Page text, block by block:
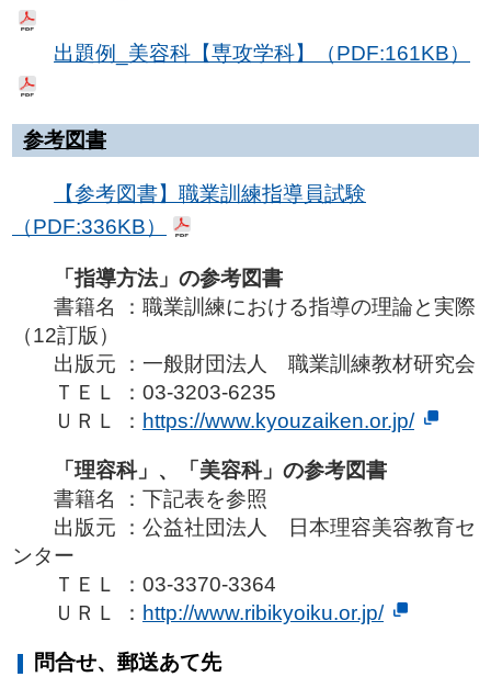
出題例_美容科【専攻学科】（PDF:161KB）
参考図書
【参考図書】職業訓練指導員試験
（PDF:336KB）
「指導方法」の参考図書
書籍名 ：職業訓練における指導の理論と実際
（12訂版）
出版元 ：一般財団法人 職業訓練教材研究会
ＴＥＬ ：03-3203-6235
ＵＲＬ ： https://www.kyouzaiken.or.jp/
「理容科」、「美容科」の参考図書
書籍名 ：下記表を参照
出版元 ：公益社団法人 日本理容美容教育セ
ンター
ＴＥＬ ：03-3370-3364
ＵＲＬ ： http://www.ribikyoiku.or.jp/
問合せ、郵送あて先